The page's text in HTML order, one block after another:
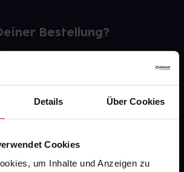
Details Über Cookies
Cookies
um Inhalte und Anzeigen zu
Bestellung?